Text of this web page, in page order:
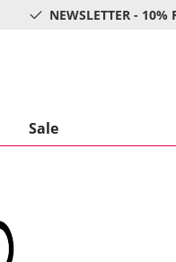
NEWSLETTER - 10%
Sale